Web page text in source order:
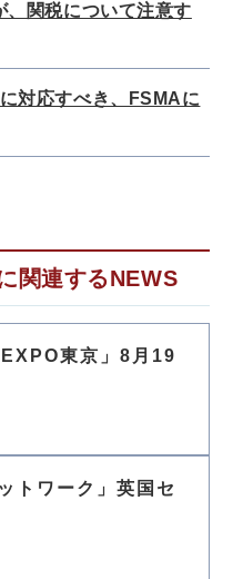
、関税について注意す
対応すべき、FSMAに
関連するNEWS
東京」8月19
トワーク」英国セ